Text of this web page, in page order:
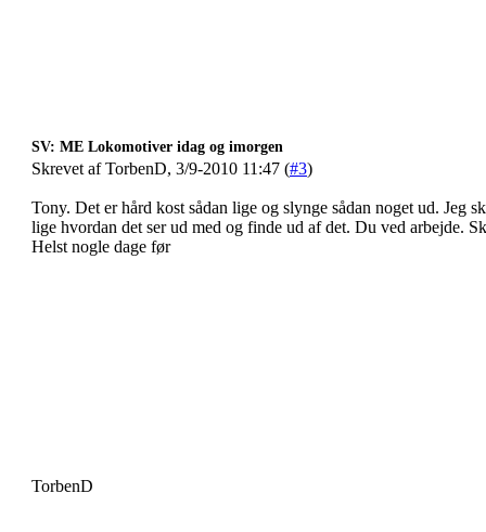
SV: ME Lokomotiver idag og imorgen
Skrevet af TorbenD, 3/9-2010 11:47 (#3)
Tony. Det er hård kost sådan lige og slynge sådan noget ud. Jeg
lige hvordan det ser ud med og finde ud af det. Du ved arbejde.
Helst nogle dage før
TorbenD